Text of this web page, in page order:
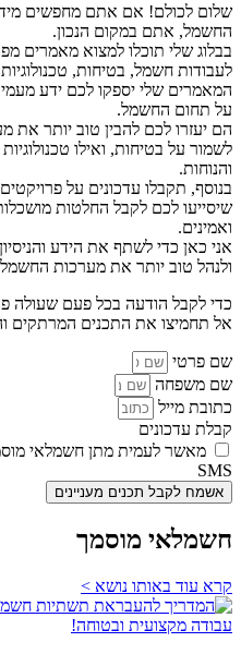
שלום לכולם! אם אתם מחפשים
החשמל, אתם במקום הנכון.
בבלוג שלי תוכלו למצוא מאמרים
לעבודות חשמל, בטיחות,
המאמרים שלי יספקו לכם ידע
על תחום החשמל.
הם יעזרו לכם להבין טוב יותר
לשמור על בטיחות, ואילו
והנוחות.
בנוסף, תקבלו עדכונים על
שיסייעו לכם לקבל החלטות
ואמינים.
אני כאן כדי לשתף את הידע
ולנהל טוב יותר את מערכות
כדי לקבל הודעה בכל פעם שעולה
אל תחמיצו את התכנים המרתקים
שם פרטי
שם משפחה
כתובת מייל
קבלת עדכונים
מאשר לעמית מתן חשמלאי
SMS
אשמח לקבל תכנים מעניינים
חשמלאי מוסמך
קרא עוד באותו נושא >